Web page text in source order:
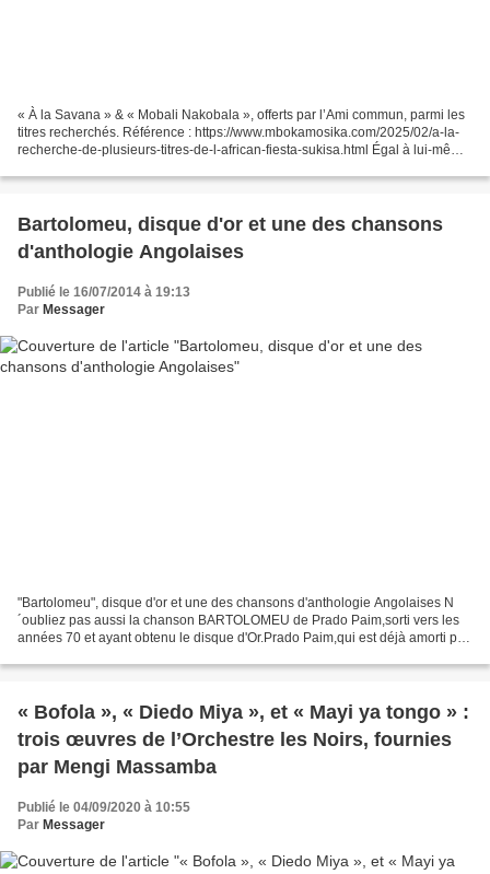
« À la Savana » & « Mobali Nakobala », offerts par l’Ami commun, parmi les
titres recherchés. Référence : https://www.mbokamosika.com/2025/02/a-la-
recherche-de-plusieurs-titres-de-l-african-fiesta-sukisa.html Égal à lui-même,
Bartolomeu, disque d'or et une des chansons
d'anthologie Angolaises
Publié le 16/07/2014 à 19:13
Par Messager
"Bartolomeu", disque d'or et une des chansons d'anthologie Angolaises N
´oubliez pas aussi la chanson BARTOLOMEU de Prado Paim,sorti vers les
années 70 et ayant obtenu le disque d'Or.Prado Paim,qui est déjà amorti par
« Bofola », « Diedo Miya », et « Mayi ya tongo » :
trois œuvres de l’Orchestre les Noirs, fournies
par Mengi Massamba
Publié le 04/09/2020 à 10:55
Par Messager